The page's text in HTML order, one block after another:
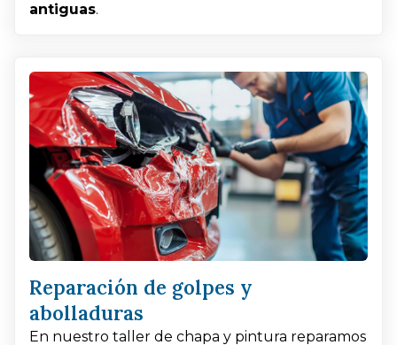
antiguas.
Reparación de golpes y
abolladuras
En nuestro taller de chapa y pintura reparamos